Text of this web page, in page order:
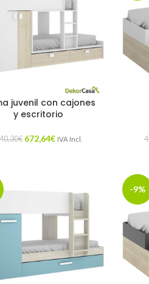
juvenil con cajones
y escritorio
€ 672,64€ IVA Incl.
-9%